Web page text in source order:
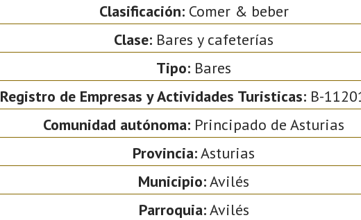
Clasificación:Comer & beber
Clase: Bares y cafeterías
Tipo: Bares
Registro de Empresas y Actividades Turisticas: B-
Comunidad autónoma: Principado de Asturias
Provincia:Asturias
Municipio:Avilés
Parroquia:Avilés